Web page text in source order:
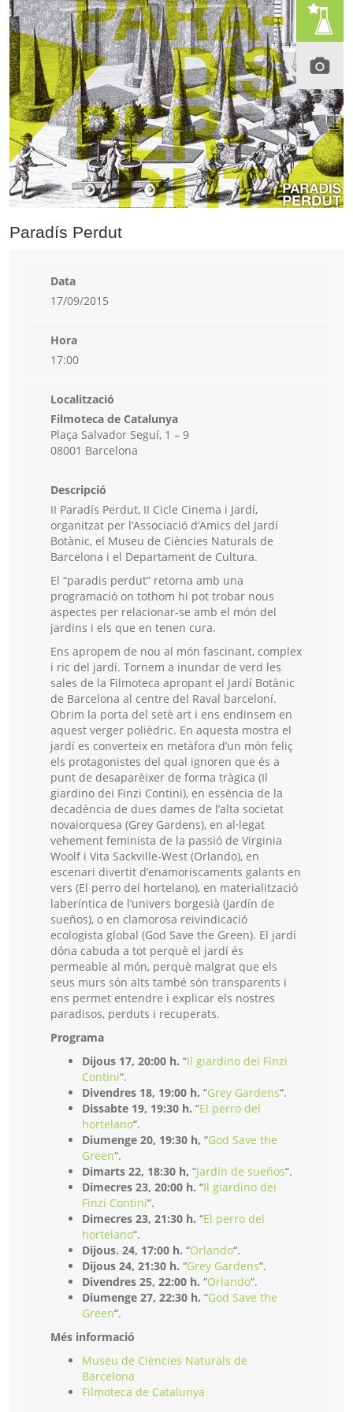
Paradís Perdut
Data
17/09/2015
Hora
17:00
Localització
Filmoteca de Catalunya
Plaça Salvador Seguí, 1 – 9
08001 Barcelona
Descripció
II Paradís Perdut, II Cicle Cinema i Jardí,
organitzat per l’Associació d’Amics del Jardí
Botànic, el Museu de Ciències Naturals de
Barcelona i el Departament de Cultura.
El “paradis perdut” retorna amb una
programació on tothom hi pot trobar nous
aspectes per relacionar-se amb el món del
jardins i els que en tenen cura.
Ens apropem de nou al món fascinant, complex
i ric del jardí. Tornem a inundar de verd les
sales de la Filmoteca apropant el Jardí Botànic
de Barcelona al centre del Raval barceloní.
Obrim la porta del setè art i ens endinsem en
aquest verger polièdric. En aquesta mostra el
jardí es converteix en metàfora d’un món feliç
els protagonistes del qual ignoren que és a
punt de desaparèixer de forma tràgica (Il
giardino dei Finzi Contini), en essència de la
decadència de dues dames de l’alta societat
novaiorquesa (Grey Gardens), en al·legat
vehement feminista de la passió de Virginia
Woolf i Vita Sackville-West (Orlando), en
escenari divertit d’enamoriscaments galants en
vers (El perro del hortelano), en materialització
laberíntica de l’univers borgesià (Jardín de
sueños), o en clamorosa reivindicació
ecologista global (God Save the Green). El jardí
dóna cabuda a tot perquè el jardí és
permeable al món, perquè malgrat que els
seus murs són alts també són transparents i
ens permet entendre i explicar els nostres
paradisos, perduts i recuperats.
Programa
Dijous 17, 20:00 h. “Il giardino dei Finzi
Contini“.
Divendres 18, 19:00 h. “Grey Gardens“.
Dissabte 19, 19:30 h. “El perro del
hortelano“.
Diumenge 20, 19:30 h, “God Save the
Green“.
Dimarts 22, 18:30 h, “Jardín de sueños“.
Dimecres 23, 20:00 h. “Il giardino dei
Finzi Contini“.
Dimecres 23, 21:30 h. “El perro del
hortelano“.
Dijous. 24, 17:00 h. “Orlando“.
Dijous 24, 21:30 h. “Grey Gardens“.
Divendres 25, 22:00 h. “Orlando“.
Diumenge 27, 22:30 h. “God Save the
Green“.
Més informació
Museu de Ciències Naturals de
Barcelona
Filmoteca de Catalunya